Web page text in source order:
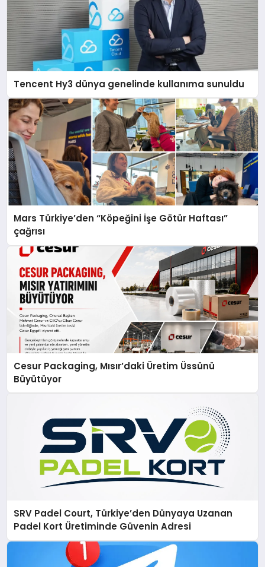
Tencent Hy3 dünya genelinde kullanıma sunuldu
Mars Türkiye’den “Köpeğini İşe Götür Haftası”
çağrısı
Cesur Packaging, Mısır’daki Üretim Üssünü
Büyütüyor
SRV Padel Court, Türkiye’den Dünyaya Uzanan
Padel Kort Üretiminde Güvenin Adresi